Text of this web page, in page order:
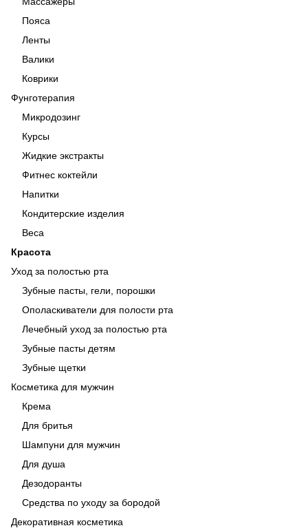
Пояса
Ленты
Валики
Коврики
Фунготерапия
Микродозинг
Курсы
Жидкие экстракты
Фитнес коктейли
Напитки
Кондитерские изделия
Веса
Красота
Уход за полостью рта
Зубные пасты, гели, порошки
Ополаскиватели для полости рта
Лечебный уход за полостью рта
Зубные пасты детям
Зубные щетки
Косметика для мужчин
Крема
Для бритья
Шампуни для мужчин
Для душа
Дезодоранты
Средства по уходу за бородой
Декоративная косметика